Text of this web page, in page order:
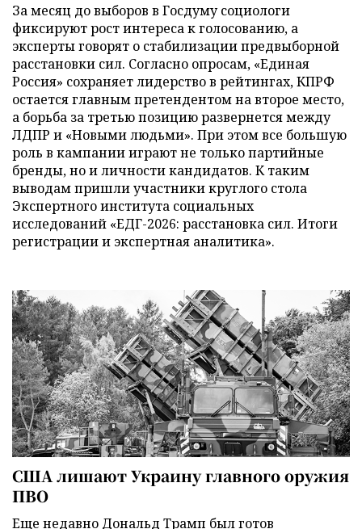
За месяц до выборов в Госдуму социологи
фиксируют рост интереса к голосованию, а
эксперты говорят о стабилизации предвыборной
расстановки сил. Согласно опросам, «Единая
Россия» сохраняет лидерство в рейтингах, КПРФ
остается главным претендентом на второе место,
а борьба за третью позицию развернется между
ЛДПР и «Новыми людьми». При этом все большую
роль в кампании играют не только партийные
бренды, но и личности кандидатов. К таким
выводам пришли участники круглого стола
Экспертного института социальных
исследований «ЕДГ-2026: расстановка сил. Итоги
регистрации и экспертная аналитика».
США лишают Украину главного оружия
ПВО
Еще недавно Дональд Трамп был готов